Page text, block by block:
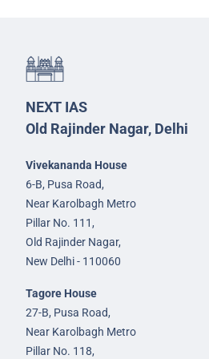
NEXT IAS
Old Rajinder Nagar, Delhi
Vivekananda House
6-B, Pusa Road,
Near Karolbagh Metro
Pillar No. 111,
Old Rajinder Nagar,
New Delhi - 110060
Tagore House
27-B, Pusa Road,
Near Karolbagh Metro
Pillar No. 118,